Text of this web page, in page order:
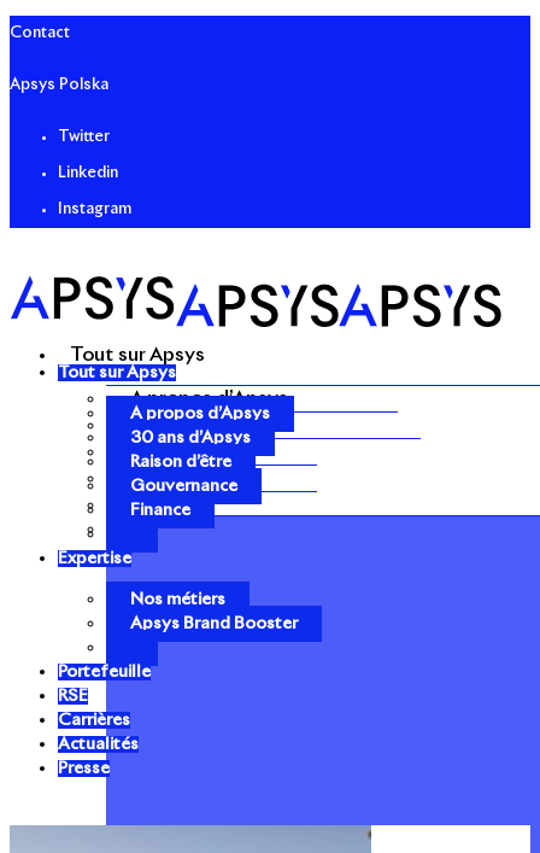
Contact
Apsys Polska
Twitter
Linkedin
Instagram
Tout sur Apsys
A propos d’Apsys
30 ans d’Apsys
Raison d’être
Gouvernance
Finance
Tout sur Apsys
A propos d’Apsys
30 ans d’Apsys
Raison d’être
Gouvernance
Finance
Expertise
Nos métiers
Apsys Brand Booster
Portefeuille
RSE
Carrières
Actualités
Presse